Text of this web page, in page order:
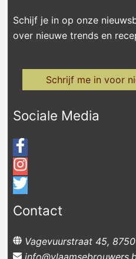
Schijf je in op onze
over nieuwe trends en
Schrijf me in voor
Sociale Media
Contact
Vagevuurstraat 45,